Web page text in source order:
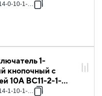
0-10-1-K35
1-
кнопочный с
10А ВС11-2-1-
IEK
1-10-1-K35